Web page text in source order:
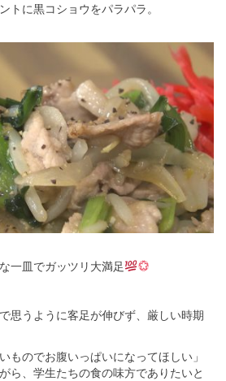
トに黒コショウをパラパラ。
一皿でガッツリ大満足
思うように客足が伸びず、厳しい時期
ものでお腹いっぱいになってほしい」
ら、学生たちの食の味方でありたいと